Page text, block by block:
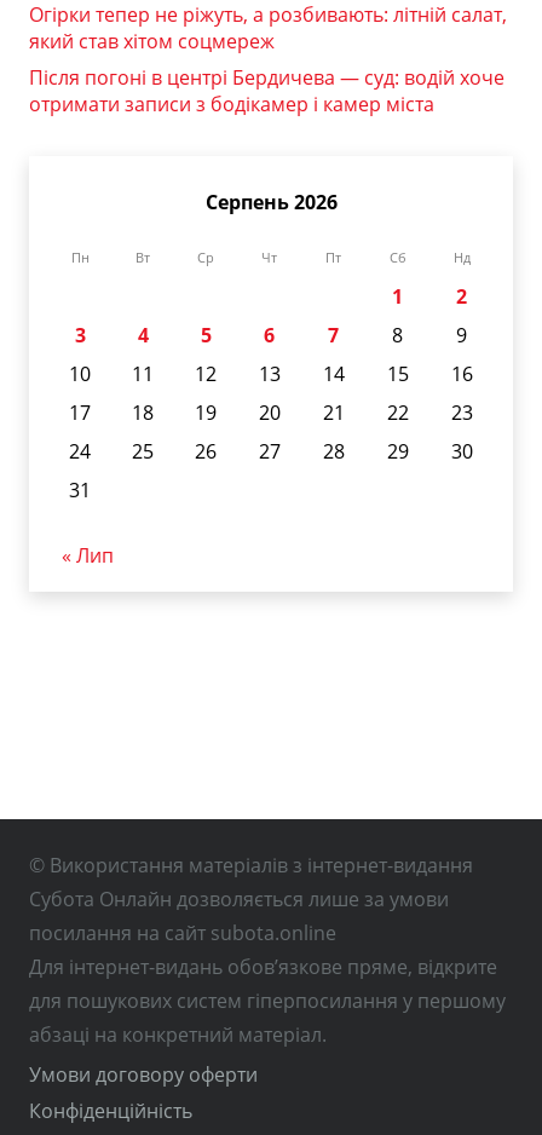
Огірки тепер не ріжуть, а розбивають: літній салат,
який став хітом соцмереж
Після погоні в центрі Бердичева — суд: водій хоче
отримати записи з бодікамер і камер міста
Серпень 2026
Пн Вт Ср Чт Пт Сб Нд
1
2
3
4 5 6 7 8
9
10
11 12 13 14 15
16
17
18 19 20 21 22
23
24
25 26 27 28 29
30
31
« Лип
© Використання матеріалів з інтернет-видання
Субота Онлайн дозволяється лише за умови
посилання на сайт subota.online
Для інтернет-видань обов’язкове пряме, відкрите
для пошукових систем гіперпосилання у першому
абзаці на конкретний матеріал.
Умови договору оферти
Конфіденційність